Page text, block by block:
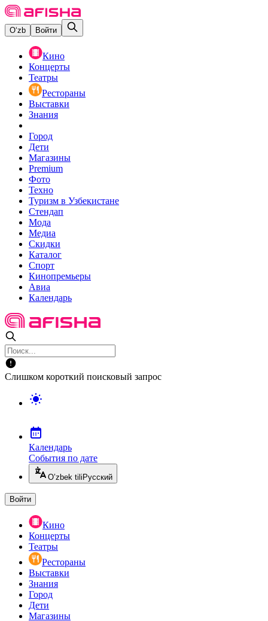
O‘zb Войти
Кино
Концерты
Театры
Рестораны
Выставки
Знания
Город
Дети
Магазины
Premium
Фото
Техно
Туризм в Узбекистане
Стендап
Мода
Медиа
Скидки
Каталог
Спорт
Кинопремьеры
Авиа
Календарь
Слишком короткий поисковый запрос
Календарь
События по дате
O’zbek tili Русский
Войти
Кино
Концерты
Театры
Рестораны
Выставки
Знания
Город
Дети
Магазины